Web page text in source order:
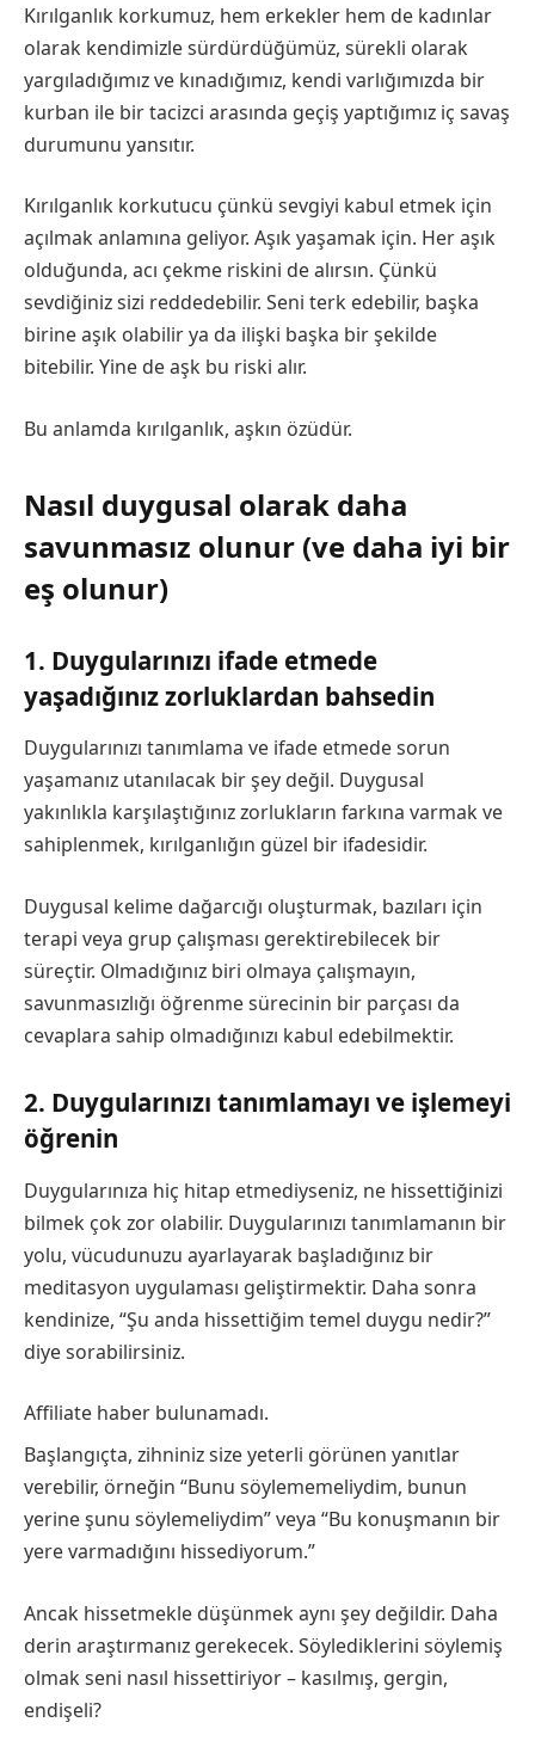
Kırılganlık korkumuz, hem erkekler hem de kadınlar
olarak kendimizle sürdürdüğümüz, sürekli olarak
yargıladığımız ve kınadığımız, kendi varlığımızda bir
kurban ile bir tacizci arasında geçiş yaptığımız iç savaş
durumunu yansıtır.
Kırılganlık korkutucu çünkü sevgiyi kabul etmek için
açılmak anlamına geliyor. Aşık yaşamak için. Her aşık
olduğunda, acı çekme riskini de alırsın. Çünkü
sevdiğiniz sizi reddedebilir. Seni terk edebilir, başka
birine aşık olabilir ya da ilişki başka bir şekilde
bitebilir. Yine de aşk bu riski alır.
Bu anlamda kırılganlık, aşkın özüdür.
Nasıl duygusal olarak daha
savunmasız olunur (ve daha iyi bir
eş olunur)
1. Duygularınızı ifade etmede
yaşadığınız zorluklardan bahsedin
Duygularınızı tanımlama ve ifade etmede sorun
yaşamanız utanılacak bir şey değil. Duygusal
yakınlıkla karşılaştığınız zorlukların farkına varmak ve
sahiplenmek, kırılganlığın güzel bir ifadesidir.
Duygusal kelime dağarcığı oluşturmak, bazıları için
terapi veya grup çalışması gerektirebilecek bir
süreçtir. Olmadığınız biri olmaya çalışmayın,
savunmasızlığı öğrenme sürecinin bir parçası da
cevaplara sahip olmadığınızı kabul edebilmektir.
2. Duygularınızı tanımlamayı ve işlemeyi
öğrenin
Duygularınıza hiç hitap etmediyseniz, ne hissettiğinizi
bilmek çok zor olabilir. Duygularınızı tanımlamanın bir
yolu, vücudunuzu ayarlayarak başladığınız bir
meditasyon uygulaması geliştirmektir. Daha sonra
kendinize, “Şu anda hissettiğim temel duygu nedir?”
diye sorabilirsiniz.
Affiliate haber bulunamadı.
Başlangıçta, zihniniz size yeterli görünen yanıtlar
verebilir, örneğin “Bunu söylememeliydim, bunun
yerine şunu söylemeliydim” veya “Bu konuşmanın bir
yere varmadığını hissediyorum.”
Ancak hissetmekle düşünmek aynı şey değildir. Daha
derin araştırmanız gerekecek. Söylediklerini söylemiş
olmak seni nasıl hissettiriyor – kasılmış, gergin,
endişeli?